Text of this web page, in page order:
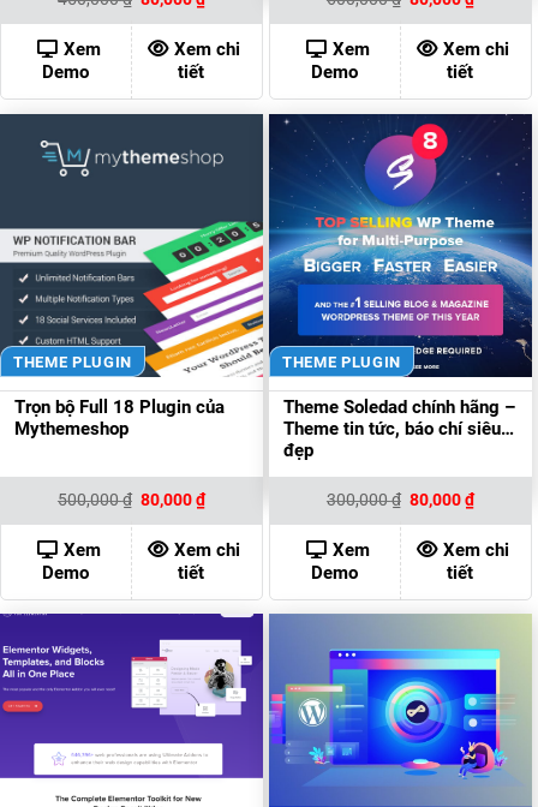
gốc
là:
450,000 ₫.
hiện
tại
là:
80,000 ₫.
Xem
Demo
Xem chi
tiết
gốc
là:
600,000 ₫.
hiện
tại
là:
80,000
Xem
Demo
Xem chi
tiết
THEME PLUGIN
Trọn bộ Full 18 Plugin của
Mythemeshop
500,000₫ Giá
gốc
là:
500,000 ₫.
80,000₫Giá
hiện
tại
là:
80,000 ₫.
Xem
Demo
Xem chi
tiết
THEME PLUGIN
Theme Soledad chính hãng –
Theme tin tức, báo chí siêu
đẹp
300,000₫ Giá
gốc
là:
300,000 ₫.
80,000₫Giá
hiện
tại
là:
80,000
Xem
Demo
Xem chi
tiết